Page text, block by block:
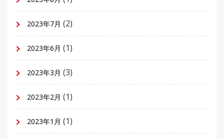
2023年7月 (2)
2023年6月 (1)
2023年3月 (3)
2023年2月 (1)
2023年1月 (1)